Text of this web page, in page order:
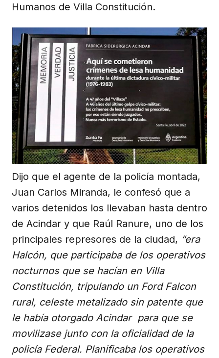
Humanos de Villa Constitución.
Dijo que el agente de la policía montada,
Juan Carlos Miranda, le confesó que a
varios detenidos los llevaban hasta dentro
de Acindar y que Raúl Ranure, uno de los
principales represores de la ciudad, “era
Halcón, que participaba de los operativos
nocturnos que se hacían en Villa
Constitución, tripulando un Ford Falcon
rural, celeste metalizado sin patente que
le había otorgado Acindar para que se
movilizase junto con la oficialidad de la
policía Federal. Planificaba los operativos